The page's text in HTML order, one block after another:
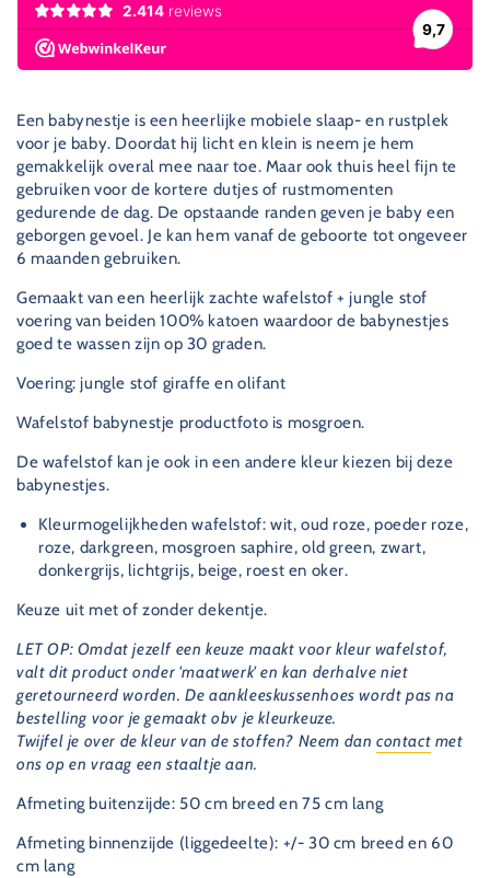
stof
-
wafelstof
of
zonder
dekentje
jungle
stof
-
met
of
zonder
dekentje
Een babynestje is een heerlijke mobiele slaap- en rustplek
voor je baby. Doordat hij licht en klein is neem je hem
gemakkelijk overal mee naar toe. Maar ook thuis heel fijn te
gebruiken voor de kortere dutjes of rustmomenten
gedurende de dag. De opstaande randen geven je baby een
geborgen gevoel. Je kan hem vanaf de geboorte tot ongeveer
6 maanden gebruiken.
Gemaakt van een heerlijk zachte wafelstof + jungle stof
voering van beiden 100% katoen waardoor de babynestjes
goed te wassen zijn op 30 graden.
Voering: jungle stof giraffe en olifant
Wafelstof babynestje productfoto is mosgroen.
De wafelstof kan je ook in een andere kleur kiezen bij deze
babynestjes.
Kleurmogelijkheden wafelstof:wit, oud roze, poeder roze,
roze, darkgreen, mosgroen saphire, old green, zwart,
donkergrijs, lichtgrijs, beige, roest en oker.
Keuze uit met of zonder dekentje.
LET OP: Omdat jezelf een keuze maakt voor kleur wafelstof,
valt dit product onder 'maatwerk' en kan derhalve niet
geretourneerd worden. De aankleeskussenhoes wordt pas na
bestelling voor je gemaakt obv je kleurkeuze.
Twijfel je over de kleur van de stoffen? Neem dancontact met
ons op en vraag een staaltje aan.
Afmeting buitenzijde: 50 cm breed en 75 cm lang
Afmeting binnenzijde (liggedeelte): +/- 30 cm breed en 60
cm lang